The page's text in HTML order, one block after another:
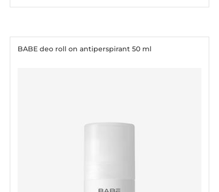
BABE deo roll on antiperspirant 50 ml